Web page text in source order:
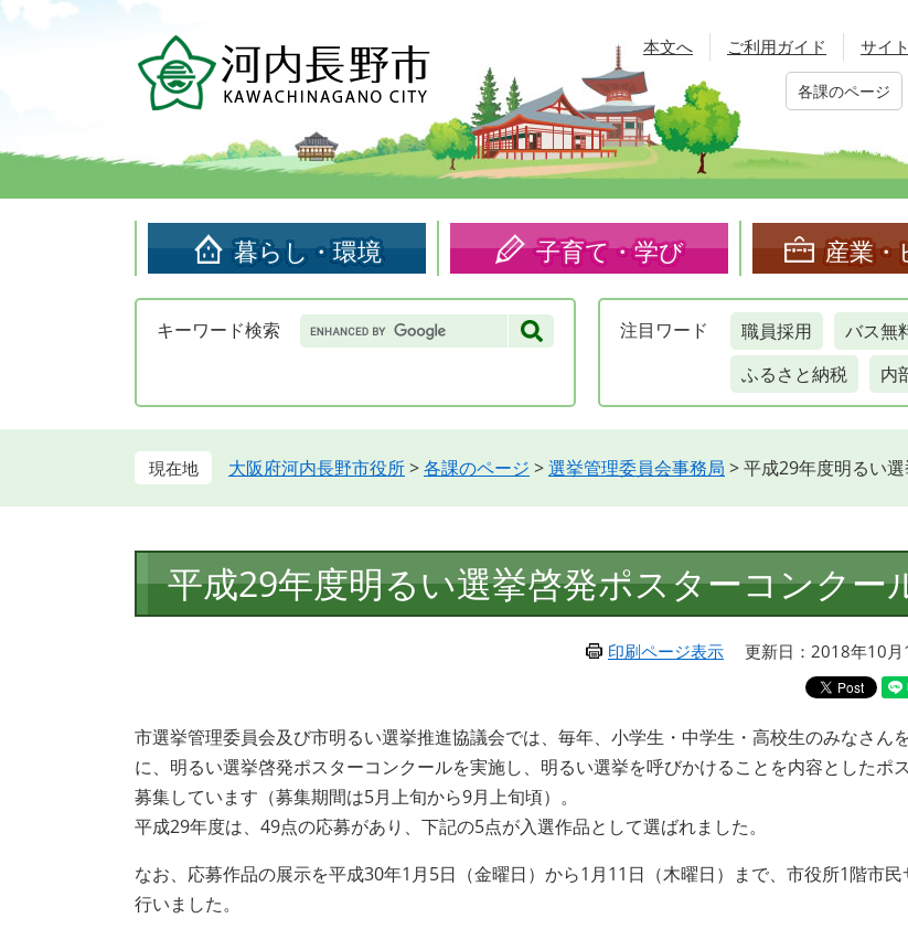
頭
す。
飛
し
本文へ ご利用ガイド サイ
各課のページ
暮らし・環境 子育て・学び 産業・
キーワード検索 Google
カ
検
注目 ワード 職員採用 バス無
ふるさと納税
内
大阪府河内長野市役所>各課のページ >選挙管理委員会事務局 >平成29年度明るい
文
平成29年度明るい選挙啓発ポスターコンクー
印刷ページ表示 更新日：2018年10
市選挙管理委員会及び市明るい選挙推進協議会では、毎年、小学生・中学生・高校生のみなさん
に、明るい選挙啓発ポスターコンクールを実施し、明るい選挙を呼びかけることを内容としたポ
募集しています（募集期間は5月上旬から9月上旬頃）。
平成29年度は、49点の応募があり、下記の5点が入選作品として選ばれました。
なお、応募作品の展示を平成30年1月5日（金曜日）から1月11日（木曜日）まで、市役所1階市
行いました。